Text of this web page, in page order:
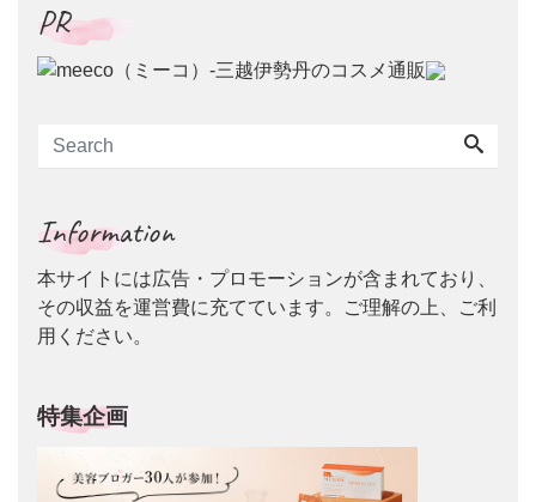
PR
Information
本サイトには広告・プロモーションが含まれており、
その収益を運営費に充てています。ご理解の上、ご利
用ください。
特集企画